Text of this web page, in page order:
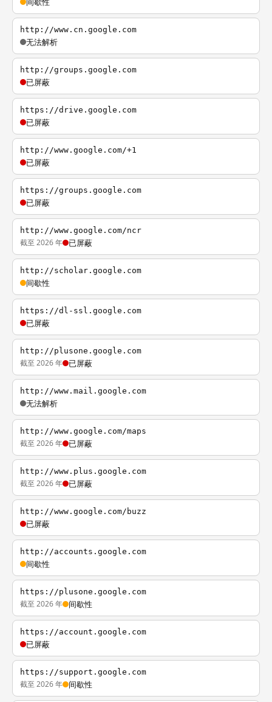
http://www.cn.google.com
无法解析
http://groups.google.com
已屏蔽
https://drive.google.com
已屏蔽
http://www.google.com/+1
已屏蔽
https://groups.google.com
已屏蔽
http://www.google.com/ncr
截至 2026 年 已屏蔽
http://scholar.google.com
间歇性
https://dl-ssl.google.com
已屏蔽
http://plusone.google.com
截至 2026 年 已屏蔽
http://www.mail.google.com
无法解析
http://www.google.com/maps
截至 2026 年 已屏蔽
http://www.plus.google.com
截至 2026 年 已屏蔽
http://www.google.com/buzz
已屏蔽
http://accounts.google.com
间歇性
https://plusone.google.com
截至 2026 年 间歇性
https://account.google.com
已屏蔽
https://support.google.com
截至 2026 年 间歇性